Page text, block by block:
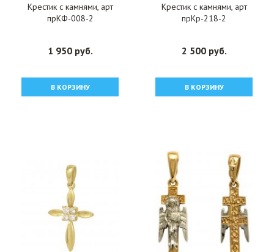
Крестик с камнями, арт
прКФ-008-2
1 950 руб.
В КОРЗИНУ
Крестик с камнями, арт
прКр-218-2
2 500 руб.
В КОРЗИНУ